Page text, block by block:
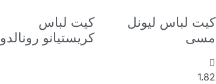
کیت لباس لیونل
مسی
کیت لباس
کریستیانو رونالدو